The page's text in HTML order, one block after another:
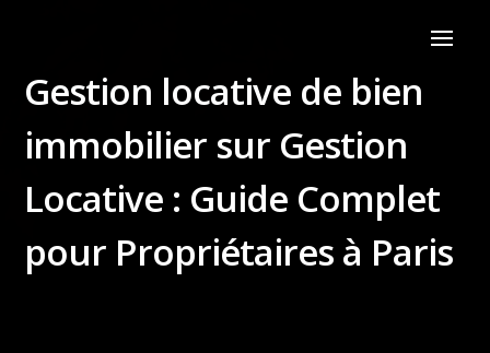
Gestion locative de bien
immobilier sur Gestion
Locative : Guide Complet
pour Propriétaires à Paris